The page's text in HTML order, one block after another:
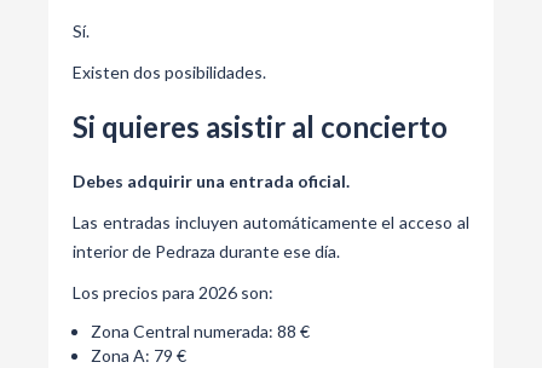
Sí.
Existen dos posibilidades.
Si quieres asistir al concierto
Debes adquirir una entrada oficial.
Las entradas incluyen automáticamente el acceso al
interior de Pedraza durante ese día.
Los precios para 2026 son:
Zona Central numerada: 88 €
Zona A: 79 €